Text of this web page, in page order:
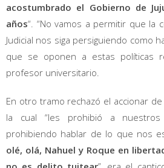
acostumbrado el Gobierno de
años“. “No vamos a permitir que la
Judicial nos siga persiguiendo como
que se oponen a estas políticas
profesor universitario.
En otro tramo rechazó el accionar
la cual “les prohibió a
prohibiendo hablar de lo que nos
olé, olá, Nahuel y Roque en